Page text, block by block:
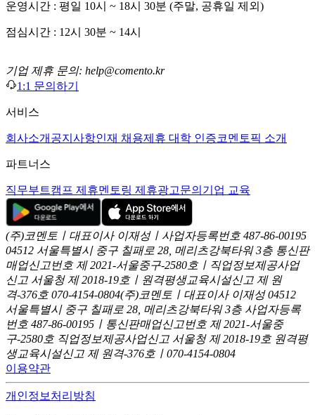
운영시간 : 평일 10시 ~ 18시 30분 (주말, 공휴일 제외)
점심시간 : 12시 30분 ~ 14시
기업 제휴 문의: help@comento.kr
1:1 문의하기
서비스
회사소개 공지사항인재 채용제휴 대학 인증코멘토픽 소개
파트너스
직무부트캠프 제휴멘토링 제휴광고문의 기업 교육
(주)코멘토ㅣ대표이사 이재성ㅣ사업자등록번호 487-86-00195
04512 서울특별시 중구 칠패로 28, 메리츠강북타워 3층 통신판
매업신고번호 제 2021-서울중구-2580호ㅣ직업정보제공사업
신고 서울청 제 2018-19호ㅣ원격평생교육시설신고 제 원
격-376호 070-4154-0804(주)코멘토ㅣ대표이사 이재성 04512
서울특별시 중구 칠패로 28, 메리츠강북타워 3층 사업자등록
번호 487-86-00195ㅣ통신판매업신고번호 제 2021-서울중
구-2580호 직업정보제공사업신고 서울청 제 2018-19호 원격평
생교육시설신고 제 원격-376호ㅣ070-4154-0804
이용약관
개인정보처리방침